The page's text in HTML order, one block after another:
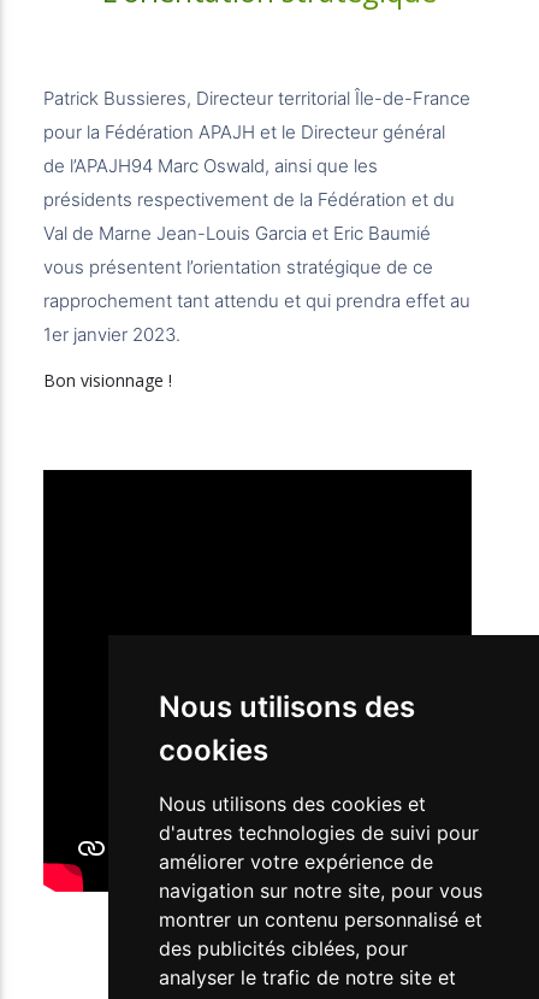
Nous utilisons des
cookies
Nous utilisons des cookies et
d'autres technologies de suivi pour
améliorer votre expérience de
navigation sur notre site, pour vous
montrer un contenu personnalisé et
des publicités ciblées, pour
analyser le trafic de notre site et
Patrick Bussieres, Directeur territorial Île-de-France
pour la Fédération APAJH et le Directeur général
de l’APAJH94 Marc Oswald, ainsi que les
présidents respectivement de la Fédération et du
Val de Marne Jean-Louis Garcia et Eric Baumié
vous présentent l’orientation stratégique de ce
rapprochement tant attendu et qui prendra effet au
1er janvier 2023.
Bon visionnage !